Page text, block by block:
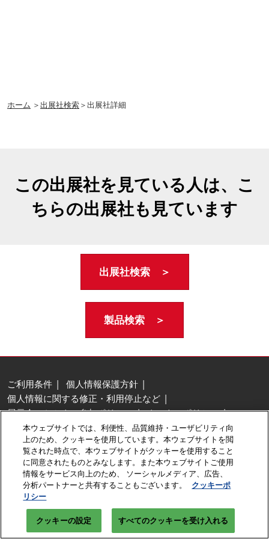
ホーム ＞出展社検索＞出展社詳細
この出展社を見ている人は、こ
ちらの出展社も見ています
出展社検索 ＞
製品検索 ＞
ご利用条件
個人情報保護方針
個人情報に関する修正・利用停止など
展示会・セミナー参加ポリシー
クッキーポリシー
クッキーの設定
Copyright © RX Japan GK
本ウェブサイトでは、利便性、品質維持・ユーザビリティ向
上のため、クッキーを使用しています。本ウェブサイトを閲
覧された時点で、本ウェブサイトがクッキーを使用すること
に同意されたものとみなします。また本ウェブサイトご使用
情報をサービス向上のため、 ソーシャルメディア、広告、
分析パートナーと共有することもございます。
クッキーポ
リシー
クッキーの設定 すべてのクッキーを受け入れる